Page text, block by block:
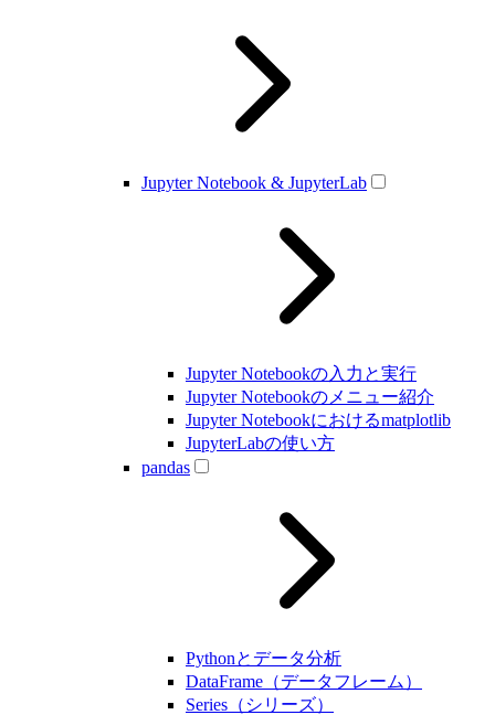
Jupyter Notebook & JupyterLab
Jupyter Notebookの入力と実行
Jupyter Notebookのメニュー紹介
Jupyter Notebookにおけるmatplotlib
JupyterLabの使い方
pandas
Pythonとデータ分析
DataFrame（データフレーム）
Series（シリーズ）